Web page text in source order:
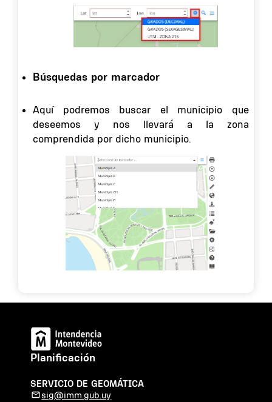
Búsquedas por marcador
Aquí podremos buscar el municipio que
deseemos y nos llevará a la zona
comprendida por dicho municipio.
Planificación
SERVICIO DE GEOMÁTICA
sig@imm.gub.uy